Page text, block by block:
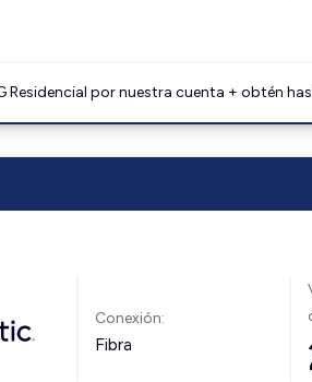
Residencial por nuestra cuenta + obtén
Conexión:
Fibra